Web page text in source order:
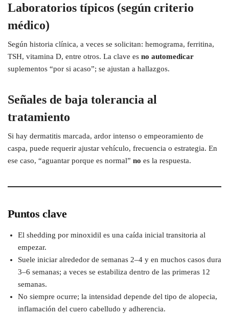
Laboratorios típicos (según criterio
médico)
Según historia clínica, a veces se solicitan: hemograma, ferritina,
TSH, vitamina D, entre otros. La clave es no automedicar
suplementos “por si acaso”; se ajustan a hallazgos.
Señales de baja tolerancia al
tratamiento
Si hay dermatitis marcada, ardor intenso o empeoramiento de
caspa, puede requerir ajustar vehículo, frecuencia o estrategia. En
ese caso, “aguantar porque es normal” no es la respuesta.
Puntos clave
El shedding por minoxidil es una caída inicial transitoria al
empezar.
Suele iniciar alrededor de semanas 2–4 y en muchos casos dura
3–6 semanas; a veces se estabiliza dentro de las primeras 12
semanas.
No siempre ocurre; la intensidad depende del tipo de alopecia,
inflamación del cuero cabelludo y adherencia.